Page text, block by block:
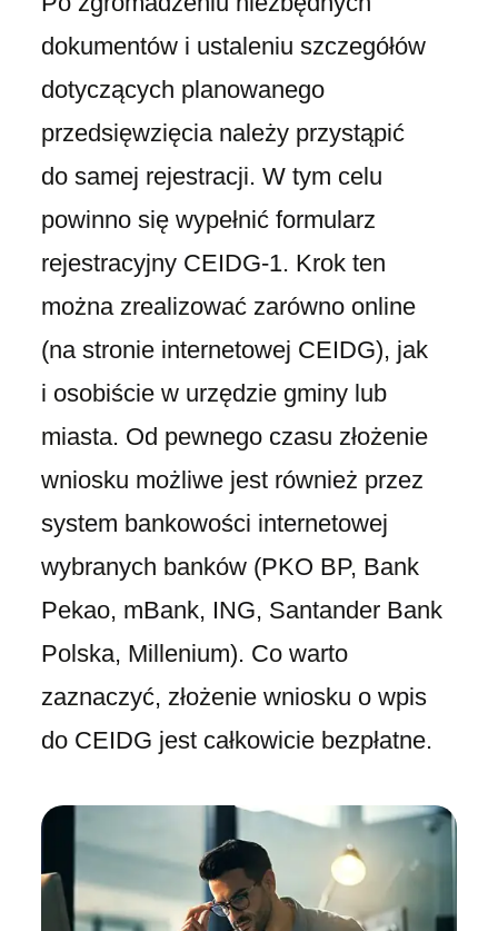
dokumentów i ustaleniu szczegółów
dotyczących planowanego
przedsięwzięcia należy przystąpić
do samej rejestracji. W tym celu
powinno się wypełnić formularz
rejestracyjny CEIDG-1. Krok ten
można zrealizować zarówno online
(na stronie internetowej CEIDG), jak
i osobiście w urzędzie gminy lub
miasta. Od pewnego czasu złożenie
wniosku możliwe jest również przez
system bankowości internetowej
wybranych banków (PKO BP, Bank
Pekao, mBank, ING, Santander Bank
Polska, Millenium). Co warto
zaznaczyć, złożenie wniosku o wpis
do CEIDG jest całkowicie bezpłatne.